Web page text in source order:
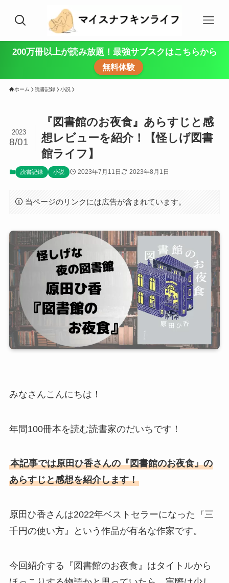
200万冊以上が読み放題！最強サブスクはこちらから
無料体験
ホーム 読書記録 小説
『図書館のお夜食』あらすじと感
想レビューを紹介！【怪しげ図書
館ライフ】
2023
8/01
読書記録 小説 2023年7月11日 2023年8月1日
当ページのリンクには広告が含まれています。
みなさんこんにちは！
年間100冊本を読む読書家のだいちです！
本記事では原田ひ香さんの『図書館のお夜食』の
あらすじと感想を紹介します！
原田ひ香さんは2022年ベストセラーになった『三
千円の使い方』という作品が有名な作家です。
今回紹介する『図書館のお夜食』はタイトルから